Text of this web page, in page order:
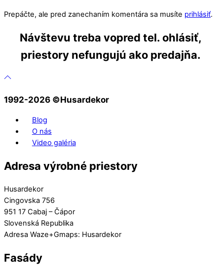
Prepáčte, ale pred zanechaním komentára sa musíte prihlásiť.
Návštevu treba vopred tel. ohlásiť,
priestory nefungujú ako predajňa.
1992-2026 ©️Husardekor
Blog
O nás
Video galéria
Adresa výrobné priestory
Husardekor
Cingovska 756
951 17 Cabaj – Čápor
Slovenská Republika
Adresa Waze+Gmaps: Husardekor
Fasády